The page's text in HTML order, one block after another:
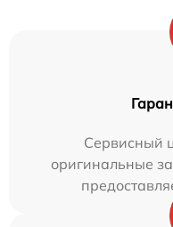
Сервисный
оригинальные